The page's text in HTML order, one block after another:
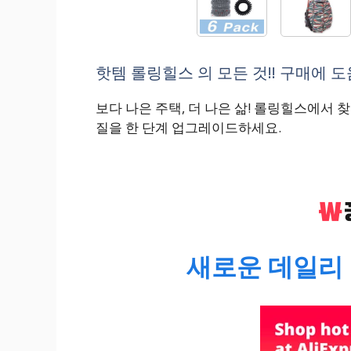
핫템 롤링힐스 의 모든 것!! 구매에
보다 나은 주택, 더 나은 삶! 롤링힐스에서
질을 한 단계 업그레이드하세요.
새로운 데일